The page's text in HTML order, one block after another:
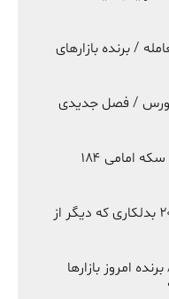
/ برنده بازارهای
/ فصل جدیدی
بازار طلا دوباره صعودی شد | سکه امامی ۱۸۴
از ارشا اقدسی تا هالیوود / ۲۰ بدلکاری که دیگر از
۱۲ مرداد / برنده امروز بازارها